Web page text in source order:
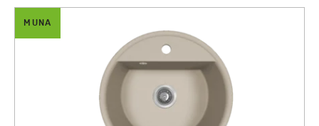
MUNA